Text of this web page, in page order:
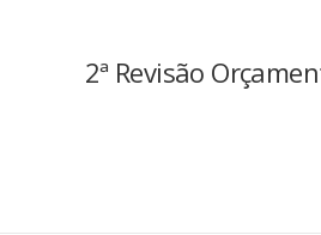
2ª Revisão